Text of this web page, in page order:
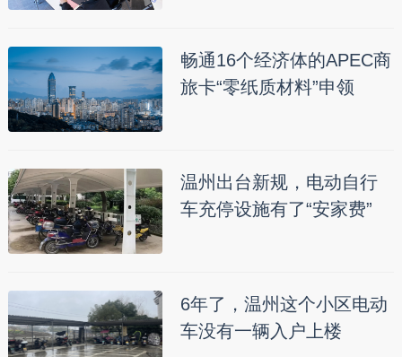
畅通16个经济体的APEC商
旅卡“零纸质材料”申领
温州出台新规，电动自行
车充停设施有了“安家费”
6年了，温州这个小区电动
车没有一辆入户上楼